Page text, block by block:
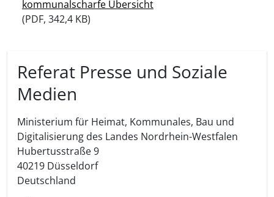
kommunalscharfe Übersicht
(PDF, 342,4 KB)
Referat Presse und Soziale
Medien
Ministerium für Heimat, Kommunales, Bau und
Digitalisierung des Landes Nordrhein-Westfalen
Hubertusstraße 9
40219 Düsseldorf
Deutschland